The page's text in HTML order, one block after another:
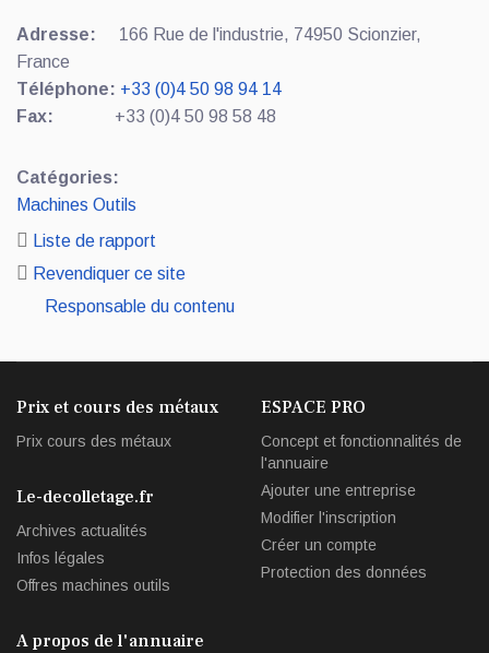
Adresse:
166 Rue de l'industrie, 74950 Scionzier,
France
Téléphone: +33 (0)4 50 98 94 14
Fax:
+33 (0)4 50 98 58 48
Catégories:
Machines Outils
Liste de rapport
Revendiquer ce site
Responsable du contenu
Prix et cours des métaux
Prix cours des métaux
Le-decolletage.fr
Archives actualités
Infos légales
Offres machines outils
ESPACE PRO
Concept et fonctionnalités de
l'annuaire
Ajouter une entreprise
Modifier l'inscription
Créer un compte
Protection des données
A propos de l'annuaire